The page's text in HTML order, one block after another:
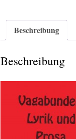
Beschreibung
Beschreibung